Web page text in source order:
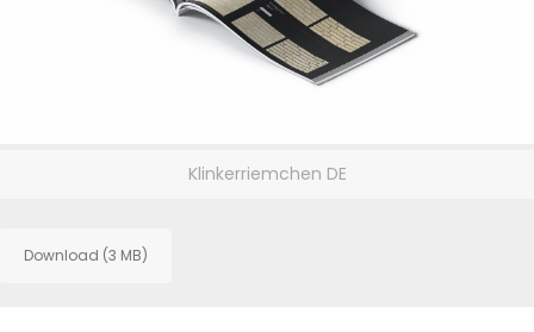
Klinkerriemchen DE
Download (3 MB)